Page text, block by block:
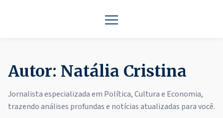
Autor: Natália Cristina
Jornalista especializada em Política, Cultura e Economia,
trazendo análises profundas e notícias atualizadas para você.